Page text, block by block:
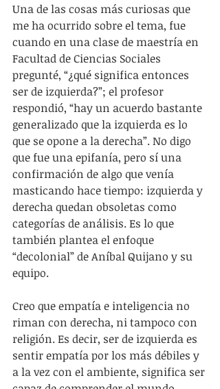
Una de las cosas más curiosas que
me ha ocurrido sobre el tema, fue
cuando en una clase de maestría en
Facultad de Ciencias Sociales
pregunté, “¿qué significa entonces
ser de izquierda?”; el profesor
respondió, “hay un acuerdo bastante
generalizado que la izquierda es lo
que se opone a la derecha”. No digo
que fue una epifanía, pero sí una
confirmación de algo que venía
masticando hace tiempo: izquierda y
derecha quedan obsoletas como
categorías de análisis. Es lo que
también plantea el enfoque
“decolonial” de Aníbal Quijano y su
equipo.
Creo que empatía e inteligencia no
riman con derecha, ni tampoco con
religión. Es decir, ser de izquierda es
sentir empatía por los más débiles y
a la vez con el ambiente, significa ser